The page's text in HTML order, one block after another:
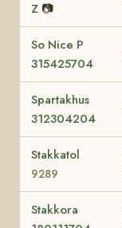
Z 📷
So Nice P
315425704
Spartakhus
312304204
Stakkatol
9289
Stakkora